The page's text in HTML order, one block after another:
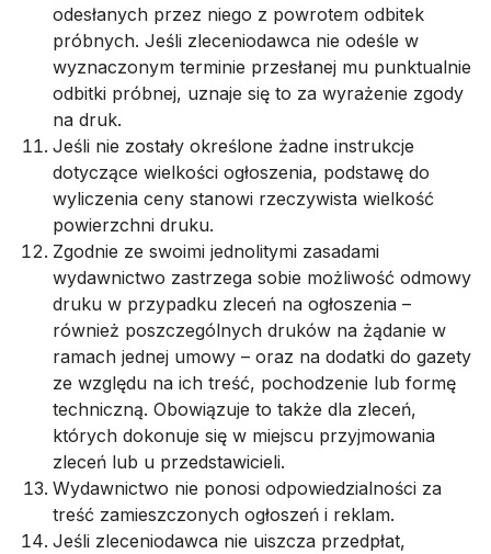
odesłanych przez niego z powrotem odbitek
próbnych. Jeśli zleceniodawca nie odeśle w
wyznaczonym terminie przesłanej mu punktualnie
odbitki próbnej, uznaje się to za wyrażenie zgody
na druk.
Jeśli nie zostały określone żadne instrukcje
dotyczące wielkości ogłoszenia, podstawę do
wyliczenia ceny stanowi rzeczywista wielkość
powierzchni druku.
Zgodnie ze swoimi jednolitymi zasadami
wydawnictwo zastrzega sobie możliwość odmowy
druku w przypadku zleceń na ogłoszenia –
również poszczególnych druków na żądanie w
ramach jednej umowy – oraz na dodatki do gazety
ze względu na ich treść, pochodzenie lub formę
techniczną. Obowiązuje to także dla zleceń,
których dokonuje się w miejscu przyjmowania
zleceń lub u przedstawicieli.
Wydawnictwo nie ponosi odpowiedzialności za
treść zamieszczonych ogłoszeń i reklam.
Jeśli zleceniodawca nie uiszcza przedpłat,